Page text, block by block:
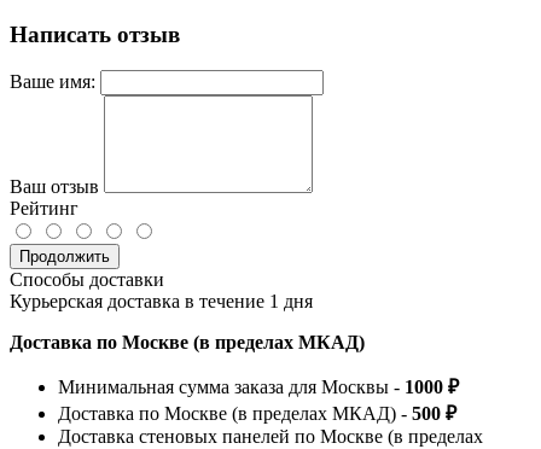
Написать отзыв
Ваше имя:
Ваш отзыв
Рейтинг
Продолжить
Способы доставки
Курьерская доставка в течение 1 дня
Доставка по Москве (в пределах МКАД)
Минимальная сумма заказа для Москвы - 1000 ₽
Доставка по Москве (в пределах МКАД) - 500 ₽
Доставка стеновых панелей по Москве (в пределах